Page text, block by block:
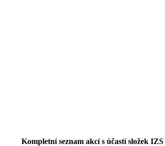
Kompletní seznam akcí s účastí složek IZS